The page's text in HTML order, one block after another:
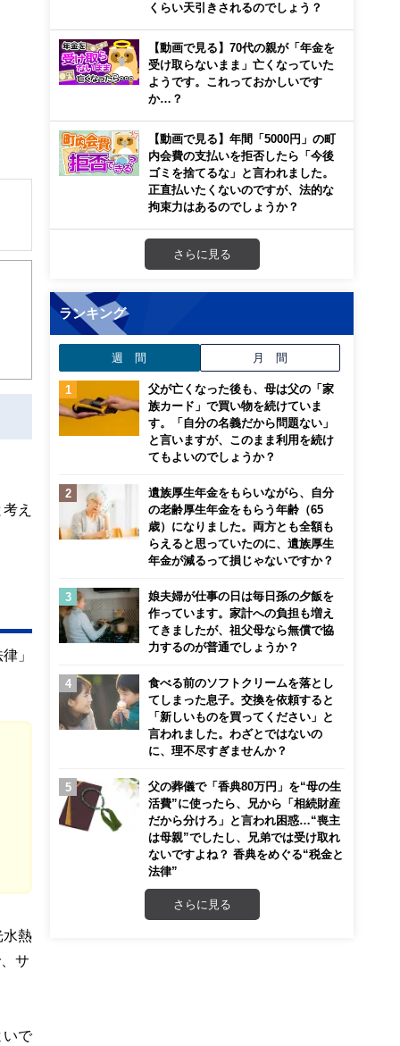
き
え
」
水熱
サ
いで
くらい天引きされるのでしょう？
【動画で見る】70代の親が「年金を
受け取らないまま」亡くなっていた
ようです。これっておかしいです
か…？
【動画で見る】年間「5000円」の町
内会費の支払いを拒否したら「今後
ゴミを捨てるな」と言われました。
正直払いたくないのですが、法的な
拘束力はあるのでしょうか？
さらに見る
ランキング
週 間 月 間
父が亡くなった後も、母は父の「家
族カード」で買い物を続けていま
す。「自分の名義だから問題ない」
と言いますが、このまま利用を続け
てもよいのでしょうか？
遺族厚生年金をもらいながら、自分
の老齢厚生年金をもらう年齢（65
歳）になりました。両方とも全額も
らえると思っていたのに、遺族厚生
年金が減るって損じゃないですか？
娘夫婦が仕事の日は毎日孫の夕飯を
作っています。家計への負担も増え
てきましたが、祖父母なら無償で協
力するのが普通でしょうか？
食べる前のソフトクリームを落とし
てしまった息子。交換を依頼すると
「新しいものを買ってください」と
言われました。わざとではないの
に、理不尽すぎませんか？
父の葬儀で「香典80万円」を“母の生
活費”に使ったら、兄から「相続財産
だから分けろ」と言われ困惑…“喪主
は母親”でしたし、兄弟では受け取れ
ないですよね？ 香典をめぐる“税金と
法律”
さらに見る